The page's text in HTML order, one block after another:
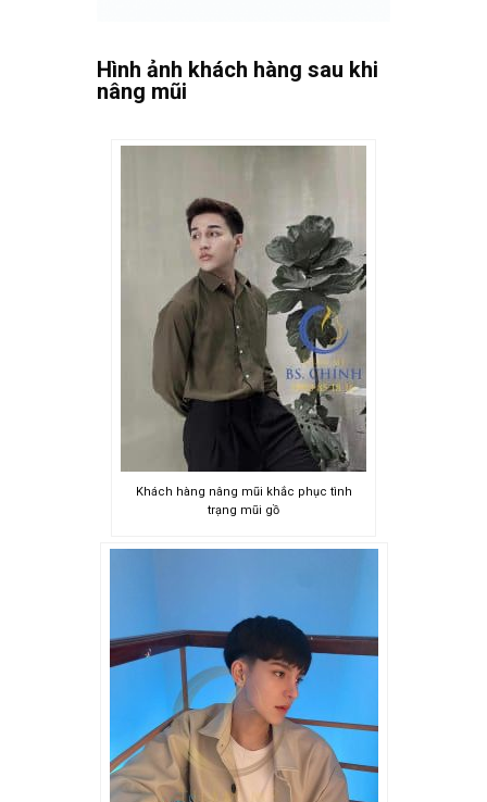
Hình ảnh khách hàng sau khi
nâng mũi
Khách hàng nâng mũi khắc phục tình
trạng mũi gồ